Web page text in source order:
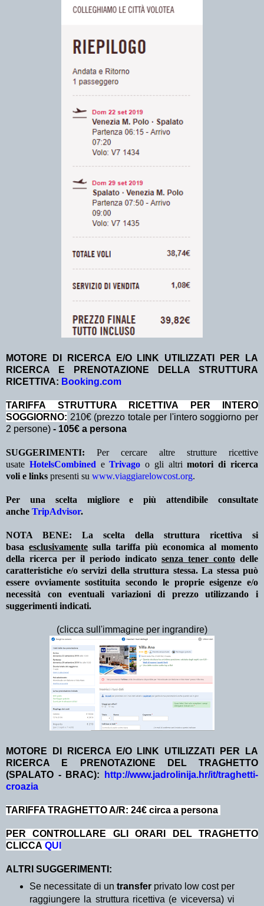
MOTORE DI RICERCA E/O LINK UTILIZZATI PER LA
RICERCA E PRENOTAZIONE DELLA STRUTTURA
RICETTIVA: Booking.com
TA RIFFA STRUTTURA RICETTIVA PER INTERO
SOGGIORNO: 210€ (prezzo totale per l'intero soggiorno per
2 persone) - 105€ a persona
SUGGERIMENTI: Per cercare altre strutture ricettive
usate HotelsCombined eTrivago o gli altrimotori di ricerca
voli e links presenti su www.viaggiarelowcost.org.
Per una scelta migliore e più attendibile consultate
anche TripAdvisor.
NOTA BENE: La scelta della struttura ricettiva si
basa esclusivamente sulla tariffa più economica al momento
della ricerca per il periodo indicato senza tener conto delle
caratteristiche e/o servizi della struttura stessa. La stessa può
essere ovviamente sostituita secondo le proprie esigenze e/o
necessità con eventuali variazioni di prezzo utilizzando i
suggerimenti indicati.
(clicca sull'immagine per ingrandire)
MOTORE DI RICERCA E/O LINK UTILIZZATI PER LA
RICERCA E PRENOTAZIONE DEL TRAGHETTO
(SPALATO - BRAC):
http://www.jadrolinija.hr/it/traghetti-
croazia
TA RIFFA TRAGHETTO A/R: 24€ circa a persona
PER CONTROLLARE GLI ORARI DEL TRAGHETTO
CLICCA QUI
ALTRI SUGGERIMENTI:
Se necessitate di un transfer privato low cost per
raggiungere la struttura ricettiva (e viceversa) vi